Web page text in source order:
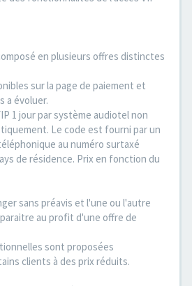
en plusieurs offres distinctes
sur la page de paiement et
a évoluer.
1 jour par système audiotel non
Le code est fourni par un
au numéro surtaxé
de résidence. Prix en fonction du
sans préavis et l'une ou l'autre
au profit d'une offre de
sont proposées
clients à des prix réduits.